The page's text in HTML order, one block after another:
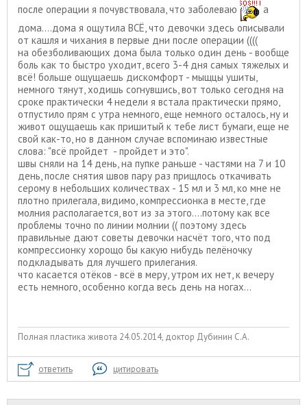
после операции я почувствовала, что заболеваю
а
дома....дома я ощутила ВСЁ, что девочки здесь описывали
от кашля и чихания в первые дни после операции ((((
на обезболивающих дома была только один день - вообще
боль как то быстро уходит, всего 3-4 дня самых тяжелых и
всё! больше ощущаешь дискомфорт - мыщцы ушиты,
немного тянут, ходишь согнувшись, вот только сегодня на
сроке практически 4 недели я встала практически прямо,
отпустило прям с утра немного, еще немного осталось, ну и
живот ощущаешь как пришитый к тебе лист бумаги, еще не
свой как-то, но в данном случае вспоминаю известные
слова: "всё пройдет - пройдет и это".
швы сняли на 14 день, на пупке раньше - частями на 7 и 10
день, после снятия швов пару раз прищлось откачивать
серому в небольших количествах - 15 мл и 3 мл, ко мне не
плотно прилегала, видимо, компрессионка в месте, где
молния располагается, вот из за этого....потому как все
проблемы точно по линии молнии (( поэтому здесь
правильные дают советы девочки насчёт того, что под
компрессионку хорощо бы какую нибудь пелёночку
подкладывать для лучшего прилегания.
что касается отёков - всё в меру, утром их нет, к вечеру
есть немного, особенно когда весь день на ногах...
Полная пластика живота 24.05.2014, доктор Дубинин С.А.
ответить цитировать